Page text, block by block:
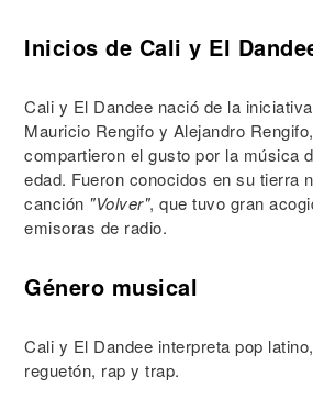
Inicios de Cali y El
Cali y El Dandee nació de la
Mauricio Rengifo y Alejandro
compartieron el gusto por la música
edad. Fueron conocidos en su tierra
canción "Volver", que tuvo gran
emisoras de radio.
Género musical
Cali y El Dandee interpreta pop
reguetón, rap y trap.